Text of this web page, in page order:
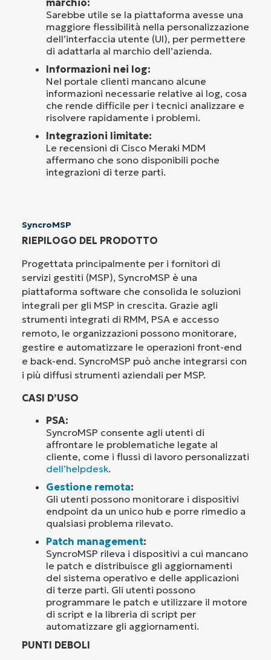
marchio:
Sarebbe utile se la piattaforma avesse una
maggiore flessibilità nella personalizzazione
dell’interfaccia utente (UI), per permettere
di adattarla al marchio dell’azienda.
Informazioni nei log:
Nel portale clienti mancano alcune
informazioni necessarie relative ai log, cosa
che rende difficile per i tecnici analizzare e
risolvere rapidamente i problemi.
Integrazioni limitate:
Le recensioni di Cisco Meraki MDM
affermano che sono disponibili poche
integrazioni di terze parti.
SyncroMSP
RIEPILOGO DEL PRODOTTO
Progettata principalmente per i fornitori di
servizi gestiti (MSP), SyncroMSP è una
piattaforma software che consolida le soluzioni
integrali per gli MSP in crescita. Grazie agli
strumenti integrati di RMM, PSA e accesso
remoto, le organizzazioni possono monitorare,
gestire e automatizzare le operazioni front-end
e back-end. SyncroMSP può anche integrarsi con
i più diffusi strumenti aziendali per MSP.
CASI D’USO
PSA:
SyncroMSP consente agli utenti di
affrontare le problematiche legate al
cliente, come i flussi di lavoro personalizzati
dell’helpdesk.
Gestione remota:
Gli utenti possono monitorare i dispositivi
endpoint da un unico hub e porre rimedio a
qualsiasi problema rilevato.
Patch management:
SyncroMSP rileva i dispositivi a cui mancano
le patch e distribuisce gli aggiornamenti
del sistema operativo e delle applicazioni
di terze parti. Gli utenti possono
programmare le patch e utilizzare il motore
di script e la libreria di script per
automatizzare gli aggiornamenti.
PUNTI DEBOLI